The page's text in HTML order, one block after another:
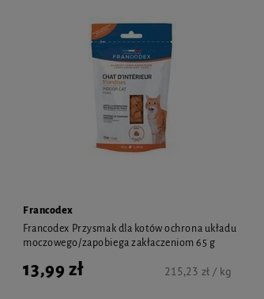
Francodex
Francodex Przysmak dla kotów ochrona układu
moczowego/zapobiega zakłaczeniom 65 g
13,99 zł 215,23 zł / kg